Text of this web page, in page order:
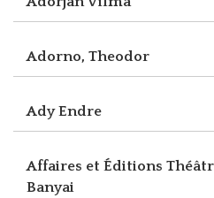
Adorno, Theodor
Ady Endre
Affaires et Éditions
Banyai